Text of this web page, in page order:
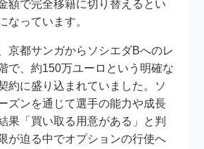
額で完全移籍に切り替えるとい
なっています。
京都サンガからソシエダBへのレ
で、約150万ユーロという明確な
約に盛り込まれていました。ソ
ズンを通じて選手の能力や成長
果「買い取る用意がある」と判
が迫る中でオプションの行使へ